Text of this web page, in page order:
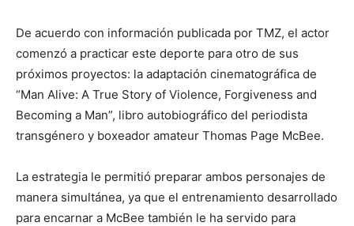
De acuerdo con información publicada por TMZ, el actor
comenzó a practicar este deporte para otro de sus
próximos proyectos: la adaptación cinematográfica de
“Man Alive: A True Story of Violence, Forgiveness and
Becoming a Man”, libro autobiográfico del periodista
transgénero y boxeador amateur Thomas Page McBee.
La estrategia le permitió preparar ambos personajes de
manera simultánea, ya que el entrenamiento desarrollado
para encarnar a McBee también le ha servido para